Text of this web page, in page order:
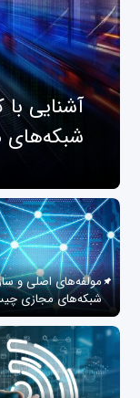
آشنایی
شبکه‌های
مولفه‌های اصلی و
شبکه‌های مجازی